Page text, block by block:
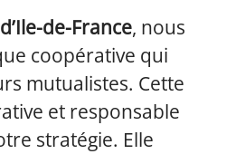
de-France, nous
coopérative qui
mutualistes. Cette
et responsable
stratégie. Elle